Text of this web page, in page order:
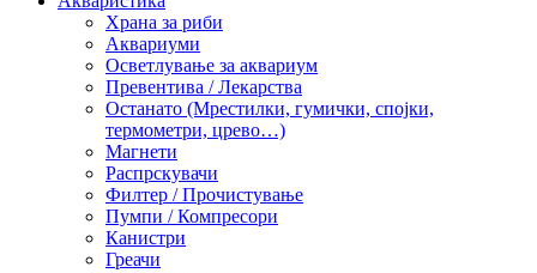
Храна за риби
Аквариуми
Осветлување за аквариум
Превентива / Лекарства
Останато (Мрестилки, гумички, спојки,
термометри, црево…)
Магнети
Распрскувачи
Филтер / Прочистување
Пумпи / Компресори
Канистри
Греачи